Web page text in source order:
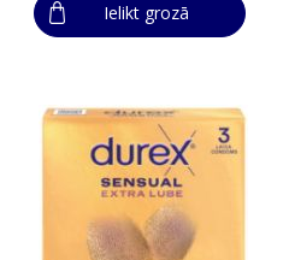
Ielikt grozā